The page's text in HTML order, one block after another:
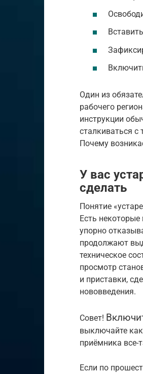
Один из
рабочего
инструкции
сталкиваться с
Почему
У вас
сделать
Понятие
Есть
упорно
продолжают
техническое
просмотр
и приставки,
нововведения.
Совет!
выключайте
приёмника все-
Если по